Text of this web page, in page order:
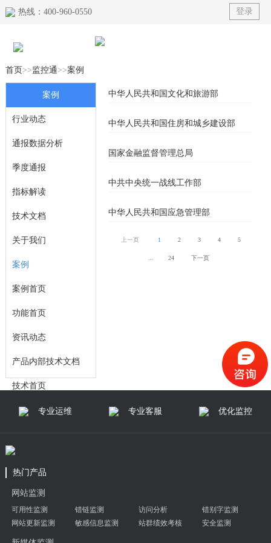
热线：400-960-0550 登录
首页
解决方案
典型案例
首页>>监控通 >>案例
案例
行业动态
通报数据分析
季度通报
指标解读
技术文档
关于我们
案例
案例首页
功能首页
资讯动态
产品内部技术文档
技术首页
解决方案
中华人民共和国文化和旅游部
中华人民共和国住房和城乡建设部
国家金融监督管理总局
中共中央统一战线工作部
中华人民共和国应急管理部
上一页 1 2 3 4 5
24 下一页
专业运维 专业客服 优化监控
热门产品
网站监测
可用性监测 错链监测 访问分析
错别字监测
网站更新监测
敏感信息监测 站群绩效考核 安全监测